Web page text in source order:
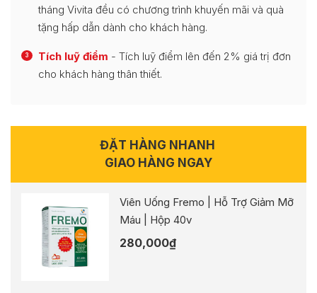
tháng Vivita đều có chương trình khuyến mãi và quà
tặng hấp dẫn dành cho khách hàng.
3 Tích luỹ điểm - Tích luỹ điểm lên đến 2% giá trị đơn
cho khách hàng thân thiết.
ĐẶT HÀNG NHANH
GIAO HÀNG NGAY
Viên Uống Fremo | Hỗ Trợ Giảm Mỡ
Máu | Hộp 40v
280,000₫